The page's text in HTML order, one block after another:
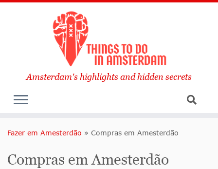
Amsterdam's highlights and hidden secrets
Fazer em Amesterdão » Compras em Amesterdão
Compras em Amesterdão